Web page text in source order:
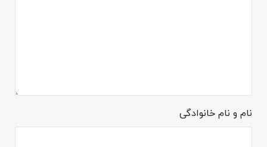
نام و نام خانوادگی